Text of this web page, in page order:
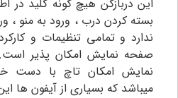
این دربازکن هیچ گونه کلید در
بسته کردن درب ، ورود به منو ،
ندارد و تمامی تنظیمات و
صفحه نمایش امکان پذیر
نمایش امکان تاچ با دست
میباشد که بسیاری از آیفون ها